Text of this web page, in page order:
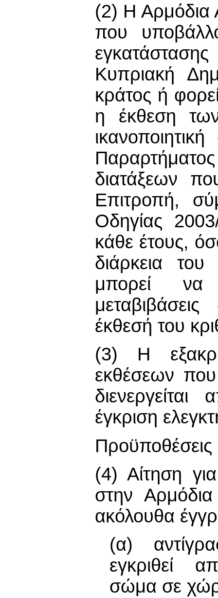
(2) Η Αρμόδια
που
Κυπριακή
κράτος ή
η έκθεση
διατάξεων
Επιτροπή,
Οδηγίας
κάθε έτους,
διάρκεια
μπορεί να
έκθεσή του
(3) Η
εκθέσεων
έγκριση
Προϋποθέσεις
(4) Αίτηση
στην
ακόλουθα
(α)
εγκριθεί
σώμα σε